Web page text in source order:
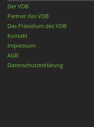
Der VDB
Partner des VDB
Das Präsidium des VDB
Kontakt
Impressum
AGB
Datenschutzerklärung